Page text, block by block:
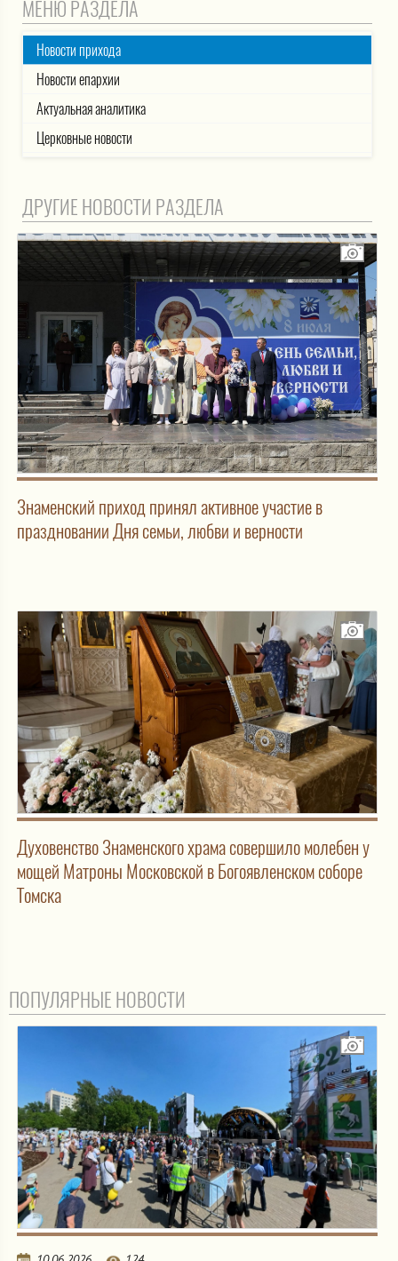
МЕНЮ РАЗДЕЛА
Новости прихода
Новости епархии
Актуальная аналитика
Церковные новости
ДРУГИЕ НОВОСТИ РАЗДЕЛА
Знаменский приход принял активное участие в
праздновании Дня семьи, любви и верности
Духовенство Знаменского храма совершило молебен у
мощей Матроны Московской в Богоявленском соборе
Томска
ПОПУЛЯРНЫЕ НОВОСТИ